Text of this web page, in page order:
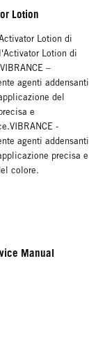
Lotion
Lotion di
Lotion di
–
agenti addensanti
del
e
-
agenti addensanti
precisa e
colore.
Oil Developer,
Manual